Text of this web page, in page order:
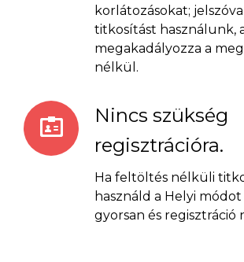
korlátozásokat;
titkosítást használunk,
megakadályozza a
nélkül.
Nincs szükség
regisztrációra.
Ha feltöltés nélküli
használd a Helyi
gyorsan és regisztráció